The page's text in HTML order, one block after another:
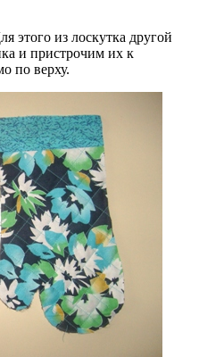
этого из лоскутка другой
и пристрочим их к
по верху.